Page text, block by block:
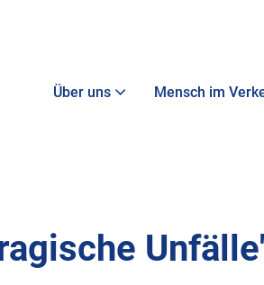
Über uns Mensch im